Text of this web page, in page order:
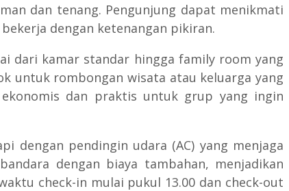
dan tenang. Pengunjung dapat menikmati
dengan ketenangan pikiran.
dari kamar standar hingga family room yang
untuk rombongan wisata atau keluarga yang
dan praktis untuk grup yang ingin
dengan pendingin udara (AC) yang menjaga
dengan biaya tambahan, menjadikan
check-in mulai pukul 13.00 dan check-out